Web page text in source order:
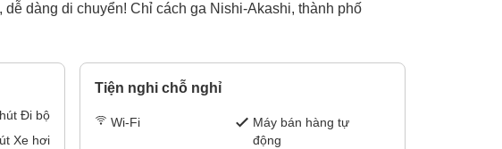
dàng di chuyển! Chỉ cách ga Nishi-Akashi, thành phố
Đi bộ
Xe hơi
Tiện nghi chỗ nghỉ
Wi-Fi
Máy bán hàng tự
động